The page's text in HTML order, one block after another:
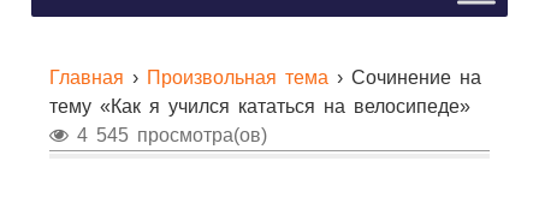
Главная › Произвольная тема › Сочинение на
тему «Как я учился кататься на велосипеде»
4 545 просмотра(ов)